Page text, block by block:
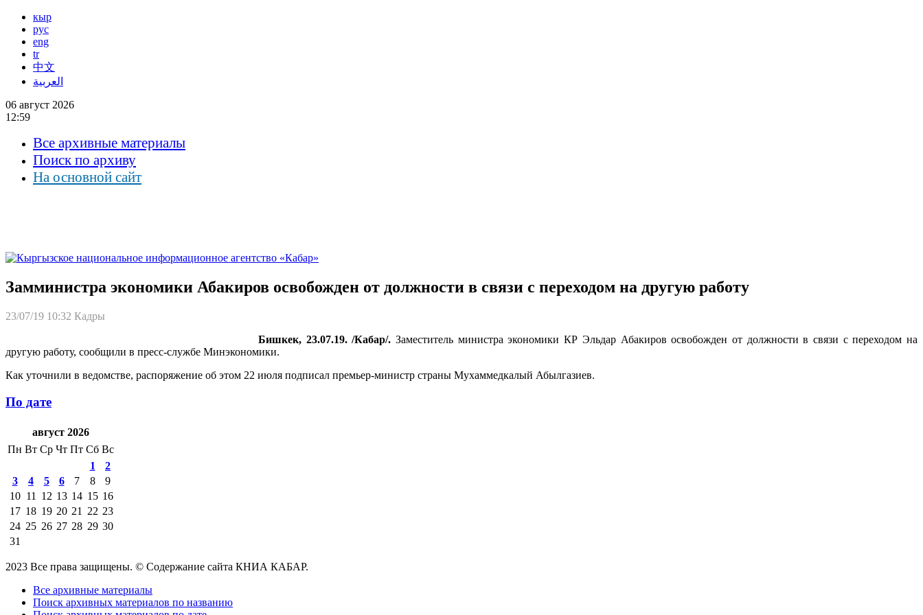
кыр
рус
eng
tr
中文
العربية
06 август 2026
12:59
Все архивные материалы
Поиск по архиву
На основной сайт
Замминистра экономики Абакиров освобожден от должности в связи с переходом на другую работу
23/07/19 10:32 Кадры
Бишкек, 23.07.19. /Кабар/. Заместитель министра экономики КР Эльдар Абакиров освобожден от должности в связи с переходом на
другую работу, сообщили в пресс-службе Минэкономики.
Как уточнили в ведомстве, распоряжение об этом 22 июля подписал премьер-министр страны Мухаммедкалый Абылгазиев.
По дате
август 2026
Пн Вт Ср Чт Пт Сб Вс
1
2
3
4 5 6 7 8
9
10 11 12 13 14 15 16
17 18 19 20 21 22 23
24 25 26 27 28 29 30
31
2023 Все права защищены. © Содержание сайта КНИА КАБАР.
Все архивные материалы
Поиск архивных материалов по названию